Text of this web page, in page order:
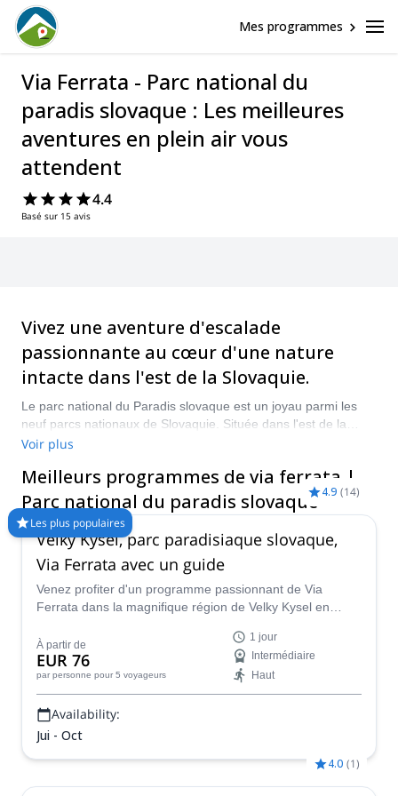
Mes programmes
Via Ferrata - Parc national du
paradis slovaque : Les meilleures
aventures en plein air vous
attendent
4.4
Basé sur 15 avis
Vivez une aventure d'escalade
passionnante au cœur d'une nature
intacte dans l'est de la Slovaquie.
Le parc national du Paradis slovaque est un joyau parmi les
neuf parcs nationaux de Slovaquie. Située dans l'est de la
Slovaquie, cette magnifique zone naturelle protège les
une aventure passionnante. Le siège du parc est situé près de
la ville de Spišská Nová Ves, dans la région de Kovice. Venez
escalader la via ferrata Kysel au milieu de ce paradis
enchanteur, entouré d'une nature intacte, de forêts
charmantes, de canyons, de gorges et de chutes d'eau.
Voir plus
Meilleurs programmes de via ferrata |
Parc national du paradis slovaque
Les plus populaires
4.9 (14)
Velky Kysel, parc paradisiaque slovaque,
Via Ferrata avec un guide
Venez profiter d'un programme passionnant de Via
Ferrata dans la magnifique région de Velky Kysel en
À partir de
EUR 76
par personne pour 5 voyageurs
1 jour
Intermédiaire
Haut
Availability:
Jui - Oct
4.0 (1)